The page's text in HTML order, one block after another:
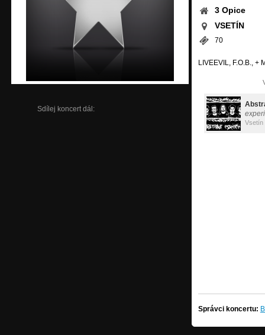
Sdílej koncert dál:
3 Opice
VSETÍN
70
LIVEEVIL, F.O.B., +
Vsetín
Správci koncertu: